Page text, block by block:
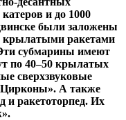
и до 1000
были заложены
крылатыми ракетами
субмарины имеют
по 40–50 крылатых
сверхзвуковые
А также
и ракетоторпед. Их